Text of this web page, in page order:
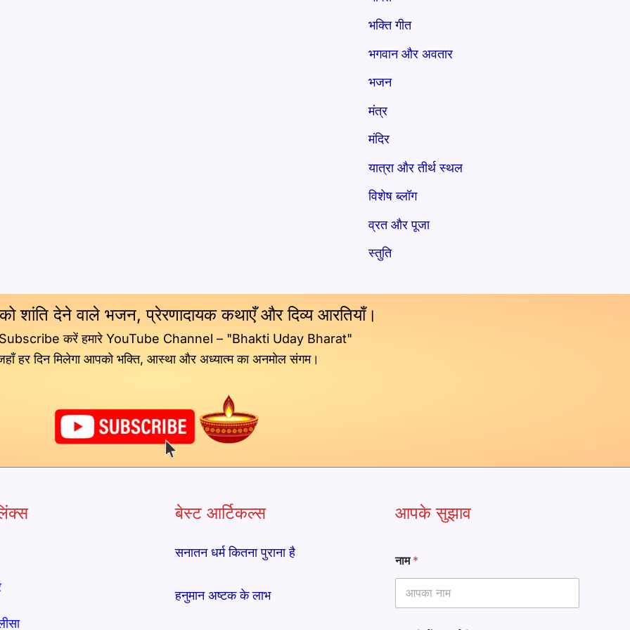
भक्ति गीत
भगवान और अवतार
भजन
मंत्र
मंदिर
यात्रा और तीर्थ स्थल
विशेष ब्लॉग
व्रत और पूजा
स्तुति
शांति देने वाले भजन, प्रेरणादायक कथाएँ और दिव्य आरतियाँ।
Subscribe करें हमारे YouTube Channel – "Bhakti Uday Bharat"
हर दिन मिलेगा आपको भक्ति, आस्था और अध्यात्म का अनमोल संगम।
बेस्ट आर्टिकल्स
सनातन धर्म कितना पुराना है
हनुमान अष्टक के लाभ
आपके सुझाव
नाम*